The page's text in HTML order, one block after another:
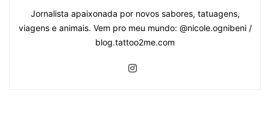
Jornalista apaixonada por novos sabores, tatuagens,
viagens e animais. Vem pro meu mundo: @nicole.ognibeni /
blog.tattoo2me.com